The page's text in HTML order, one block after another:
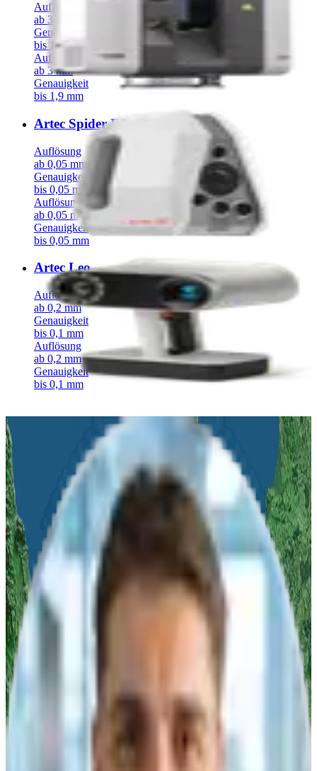
Auflösung
ab 3 mm
Genauigkeit
bis 1,9 mm
Auflösung
ab 3 mm
Genauigkeit
bis 1,9 mm
Artec Spider II
Auflösung
ab 0,05 mm
Genauigkeit
bis 0,05 mm
Auflösung
ab 0,05 mm
Genauigkeit
bis 0,05 mm
Artec Leo
Auflösung
ab 0,2 mm
Genauigkeit
bis 0,1 mm
Auflösung
ab 0,2 mm
Genauigkeit
bis 0,1 mm
Angebots- und Beratungsanfrage
Nennen Sie uns Ihr Anliegen und wir melden uns innerhalb von24
Stunden
mit unserer Empfehlung oder einem Angebot zurück!
Vor-Ort Terminoder
Online Demo
Anwendungsorientierte
Systemauswahl
Ihr
persönlicher Ansprechpartnerbei algona
Woran sind Sie interessiert?
Produktberatung
Produktvorführung
Infomaterial
Angebot
Titel
Vorname
Nachname